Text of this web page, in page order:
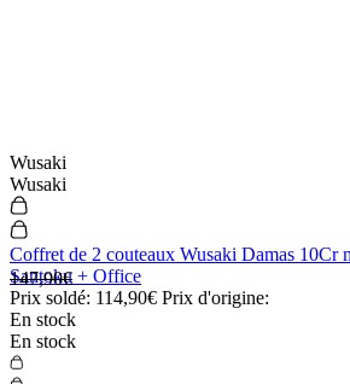
Wusaki
Wusaki
Coffret de 2 couteaux Wusaki Damas 10Cr
Santoku + Office
Prix soldé: 114,90€ Prix d'origine:
147,90€
En stock
En stock